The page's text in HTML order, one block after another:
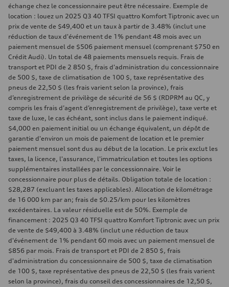
échange chez le concessionnaire peut être nécessaire. Exemple de
location : louez un 2025 Q3 40 TFSI quattro Komfort Tiptronic avec un
prix de vente de $49,400 et un taux à partir de 3.48% (inclut une
réduction de taux d'événement de 1% pendant 48 mois avec un
paiement mensuel de $506 paiement mensuel (comprenant $750 en
Crédit Audi). Un total de 48 paiements mensuels requis. Frais de
transport et PDI de 2 850 $, frais d'administration du concessionnaire
de 500 $, taxe de climatisation de 100 $, taxe représentative des
pneus de 22,50 $ (les frais varient selon la province), frais
d’enregistrement de privilège de sécurité de 56 $ (RDPRM au QC, y
compris les frais d’agent d’enregistrement de privilège), taxe verte et
taxe de luxe, le cas échéant, sont inclus dans le paiement indiqué.
$4,000 en paiement initial ou un échange équivalent, un dépôt de
garantie d'environ un mois de paiement de location et le premier
paiement mensuel sont dus au début de la location. Le prix exclut les
taxes, la licence, l'assurance, l'immatriculation et toutes les options
supplémentaires installées par le concessionnaire. Voir le
concessionnaire pour plus de détails. Obligation totale de location :
$28,287 (excluant les taxes applicables). Allocation de kilométrage
de 16 000 km par an; frais de $0.25/km pour les kilomètres
excédentaires. La valeur résiduelle est de 50%. Exemple de
financement : 2025 Q3 40 TFSI quattro Komfort Tiptronic avec un prix
de vente de $49,400 à 3.48% (inclut une réduction de taux
d'événement de 1% pendant 60 mois avec un paiement mensuel de
$856 par mois. Frais de transport et PDI de 2 850 $, frais
d'administration du concessionnaire de 500 $, taxe de climatisation
de 100 $, taxe représentative des pneus de 22,50 $ (les frais varient
selon la province), frais du conseil des concessionnaires de 12,50 $,